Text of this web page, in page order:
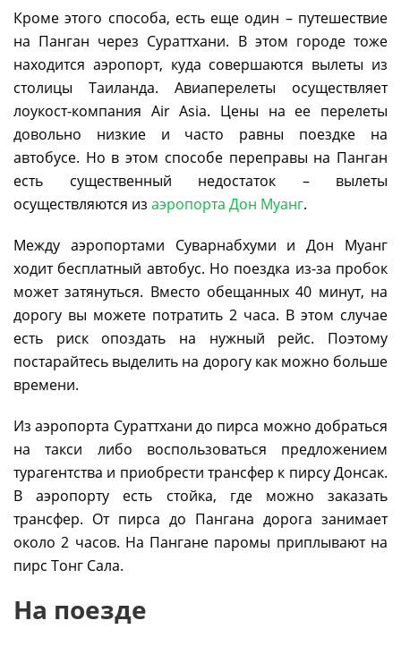
Кроме этого способа, есть еще один – путешествие
на Панган через Сураттхани. В этом городе тоже
находится аэропорт, куда совершаются вылеты из
столицы Таиланда. Авиаперелеты осуществляет
лоукост-компания Air Asia. Цены на ее перелеты
довольно низкие и часто равны поездке на
автобусе. Но в этом способе переправы на Панган
есть существенный недостаток – вылеты
осуществляются из аэропорта Дон Муанг.
Между аэропортами Суварнабхуми и Дон Муанг
ходит бесплатный автобус. Но поездка из-за пробок
может затянуться. Вместо обещанных 40 минут, на
дорогу вы можете потратить 2 часа. В этом случае
есть риск опоздать на нужный рейс. Поэтому
постарайтесь выделить на дорогу как можно больше
времени.
Из аэропорта Сураттхани до пирса можно добраться
на такси либо воспользоваться предложением
турагентства и приобрести трансфер к пирсу Донсак.
В аэропорту есть стойка, где можно заказать
трансфер. От пирса до Пангана дорога занимает
около 2 часов. На Пангане паромы приплывают на
пирс Тонг Сала.
На поезде